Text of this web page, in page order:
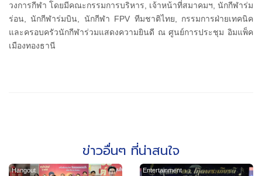
วงการกีฬา โดยมีคณะกรรมการบริหาร, เจ้าหน้าที่สมาคมฯ, นักกีฬาร่ม
ร่อน, นักกีฬาร่มบิน, นักกีฬา FPV ทีมชาติไทย, กรรมการฝ่ายเทคนิค
และครอบครัวนักกีฬาร่วมแสดงความยินดี ณ ศูนย์การประชุม อิมแพ็ค
เมืองทองธานี
ข่าวอื่นๆ ที่น่าสนใจ
Hangout Entertainment